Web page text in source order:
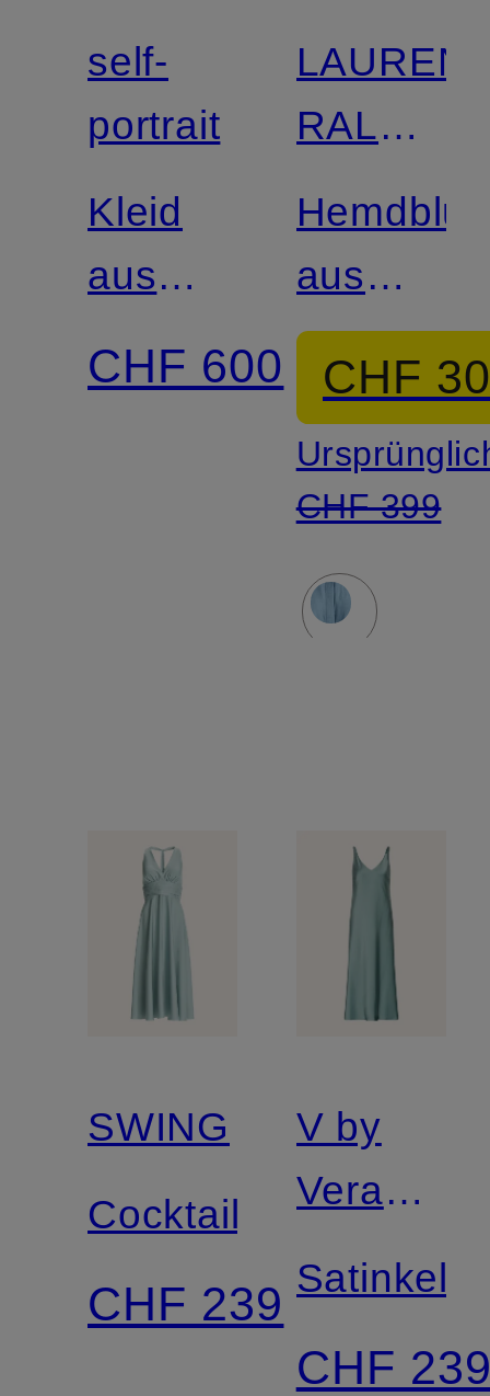
self-
portrait
Kleid
aus
Lochspitze
CHF 600
LAUREN
RALPH
LAUREN
aus
Leinen
CHF
CHF 399
SWING
Cocktailkleid
CHF 239
V by
Vera
Mont
Satinkelid
CHF